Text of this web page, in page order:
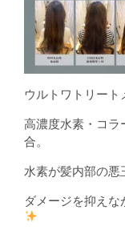
ウルトワトリート
高濃度水素・コラ
合。
水素が髪内部の悪
ダメージを抑え